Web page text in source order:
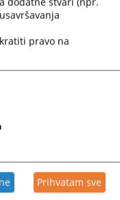
pravo na
Prihvatam sve